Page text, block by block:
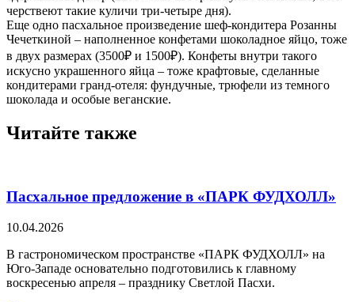
черствеют такие куличи три-четыре дня).
Еще одно пасхальное произведение шеф-кондитера Розанны
Чечеткиной – наполненное конфетами шоколадное яйцо, тоже
в двух размерах (3500₽ и 1500₽). Конфеты внутри такого
искусно украшенного яйца – тоже крафтовые, сделанные
кондитерами гранд-отеля: фундучные, трюфели из темного
шоколада и особые веганские.
Читайте также
Пасхальное предложение в «ПАРК ФУДХОЛЛ»
10.04.2026
В гастрономическом пространстве «ПАРК ФУДХОЛЛ» на
Юго-Западе основательно подготовились к главному
воскресенью апреля – празднику Светлой Пасхи.